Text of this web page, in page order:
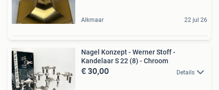
Alkmaar 22 jul 26
Nagel Konzept - Werner Stoff -
Kandelaar S 22 (8) - Chroom
€ 30,00 Details